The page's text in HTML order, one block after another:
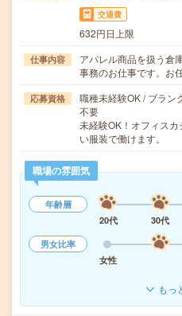
交通費
632円日上限
仕事内容
アパレル商品を扱う倉
事務のお仕事です。
応募資格
職種未経験OK / ブラン
不要
未経験OK！オフィス
い服装で働けます。
職場の雰囲気
年齢層
20代
30代
男女比率
女性
もっ